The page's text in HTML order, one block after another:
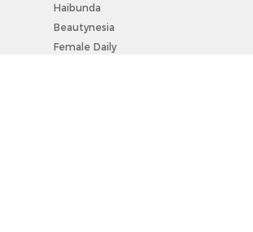
Haibunda
Beautynesia
Female Daily